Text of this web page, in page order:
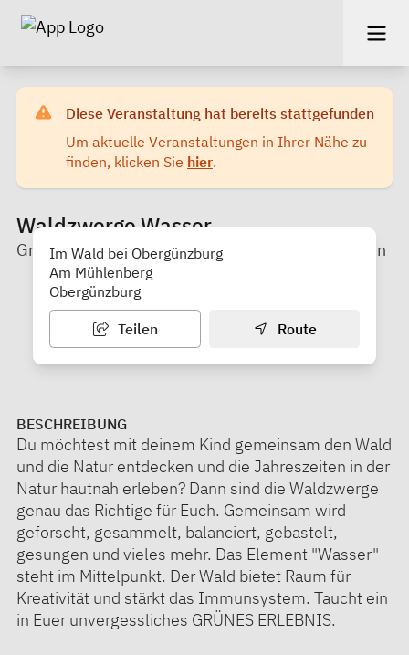
Diese Veranstaltung hat bereits stattgefunden
Um aktuelle Veranstaltungen in Ihrer Nähe zu
finden, klicken Sie hier.
Waldzwerge Wasser
Grünes Erlebnis - Natur erleben, sinnvoll wachsen
Im Wald bei Obergünzburg
Am Mühlenberg
Obergünzburg
Teilen Route
BESCHREIBUNG
Du möchtest mit deinem Kind gemeinsam den Wald
und die Natur entdecken und die Jahreszeiten in der
Natur hautnah erleben? Dann sind die Waldzwerge
genau das Richtige für Euch. Gemeinsam wird
geforscht, gesammelt, balanciert, gebastelt,
gesungen und vieles mehr. Das Element "Wasser"
steht im Mittelpunkt. Der Wald bietet Raum für
Kreativität und stärkt das Immunsystem. Taucht ein
in Euer unvergessliches GRÜNES ERLEBNIS.